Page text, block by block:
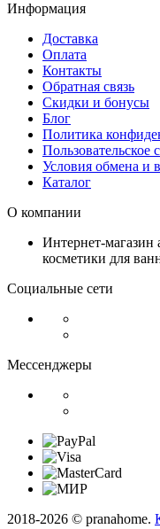
Информация
Доставка
Оплата
Контакты
Обратная связь
Скидки и бонусы
Блог
Политика
Пользовательское
Условия обмена и
Каталог
О компании
Интернет-магазин
косметики для
Социальные сети
Мессенджеры
2018-2026 © pranahome.